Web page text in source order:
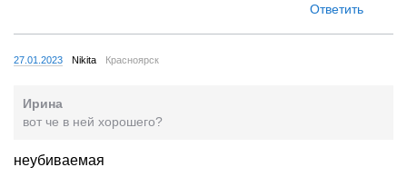
Ответить
27.01.2023 Nikita Красноярск
Ирина
вот че в ней хорошего?
неубиваемая